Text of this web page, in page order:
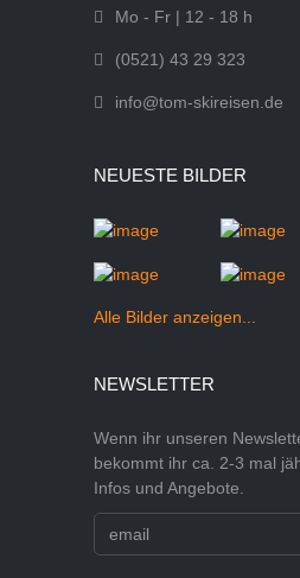
Mo - Fr | 12 - 18 h
(0521) 43 29 323
info@tom-skireisen.de
NEUESTE BILDER
Alle Bilder anzeigen...
NEWSLETTER
Wenn ihr unseren
bekommt ihr ca. 2-3 mal
Infos und Angebote.